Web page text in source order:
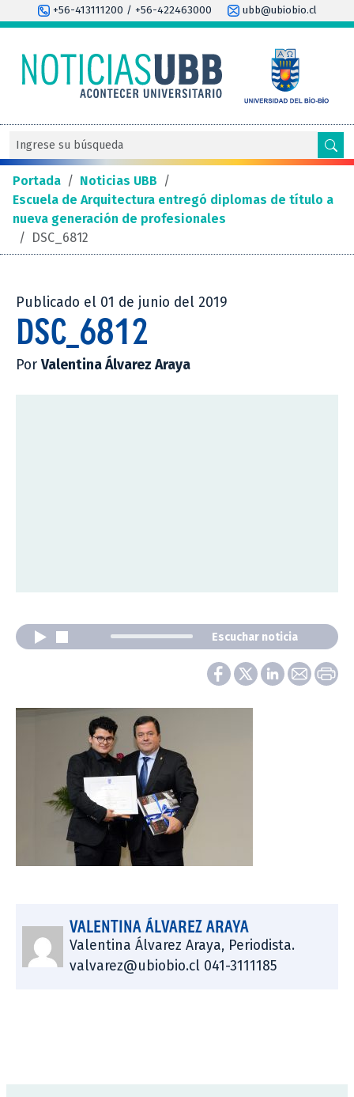
+56-413111200 / +56-422463000 ubb@ubiobio.cl
Portada / Noticias UBB /
Escuela de Arquitectura entregó diplomas de título a
nueva generación de profesionales
/ DSC_6812
Publicado el 01 de junio del 2019
DSC_6812
PorValentina Álvarez Araya
Escuchar noticia
VALENTINA ÁLVAREZ ARAYA
Valentina Álvarez Araya, Periodista.
valvarez@ubiobio.cl 041-3111185